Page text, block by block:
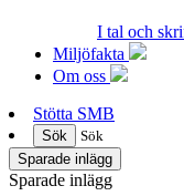
I tal och
Miljöfakta
Om oss
Stötta SMB
Sök
Sök
Sparade inlägg
Sparade inlägg